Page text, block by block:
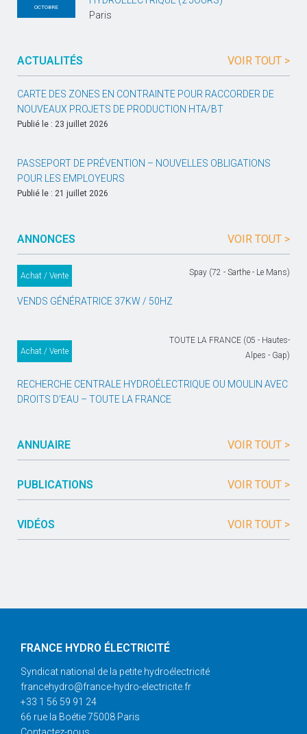
OCTOBRE
Paris
ACTUALITÉS VOIR TOUT >
CARTE DES ZONES EN CONTRAINTE POUR RACCORDER DE
NOUVEAUX PROJETS DE PRODUCTION HTA/BT
Publié le : 23 juillet 2026
PASSEPORT DE PRÉVENTION – NOUVELLES OBLIGATIONS
POUR LES EMPLOYEURS
Publié le : 21 juillet 2026
ANNONCES VOIR TOUT >
Achat / Vente Spay (72 - Sarthe - Le Mans)
VENDS GÉNÉRATRICE 37KW / 50HZ
Achat / Vente
TOUTE LA FRANCE (05 - Hautes-
Alpes - Gap)
RECHERCHE CENTRALE HYDROÉLECTRIQUE OU MOULIN AVEC
DROITS D’EAU – TOUTE LA FRANCE
ANNUAIRE VOIR TOUT >
PUBLICATIONS VOIR TOUT >
VIDÉOS VOIR TOUT >
FRANCE HYDRO ÉLECTRICITÉ
Syndicat national de la petite hydroélectricité
francehydro@france-hydro-electricite.fr
+33 1 56 59 91 24
66 rue la Boétie 75008 Paris
Contactez-nous